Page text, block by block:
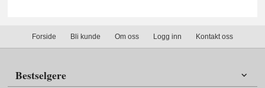
Forside Bli kunde Om oss Logg inn Kontakt oss
Bestselgere